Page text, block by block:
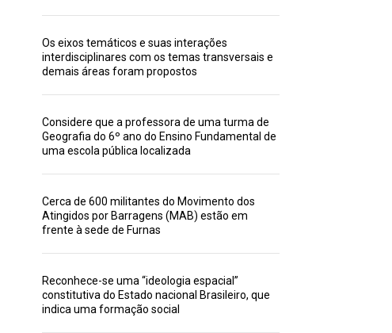
Os eixos temáticos e suas interações
interdisciplinares com os temas transversais e
demais áreas foram propostos
Considere que a professora de uma turma de
Geografia do 6º ano do Ensino Fundamental de
uma escola pública localizada
Cerca de 600 militantes do Movimento dos
Atingidos por Barragens (MAB) estão em
frente à sede de Furnas
Reconhece-se uma “ideologia espacial”
constitutiva do Estado nacional Brasileiro, que
indica uma formação social